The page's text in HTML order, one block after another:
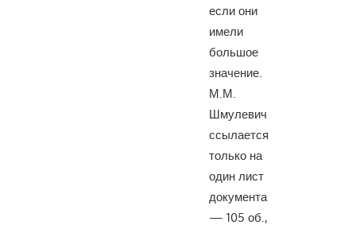
если они
имели
большое
значение.
М.М.
Шмулевич
ссылается
только на
один лист
документа
— 105 об.,